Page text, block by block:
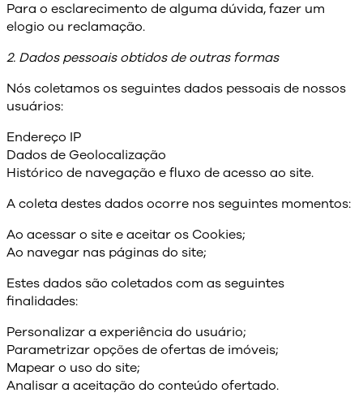
Para o esclarecimento de alguma dúvida, fazer um
elogio ou reclamação.
2. Dados pessoais obtidos de outras formas
Nós coletamos os seguintes dados pessoais de nossos
usuários:
Endereço IP
Dados de Geolocalização
Histórico de navegação e fluxo de acesso ao site.
A coleta destes dados ocorre nos seguintes momentos:
Ao acessar o site e aceitar os Cookies;
Ao navegar nas páginas do site;
Estes dados são coletados com as seguintes
finalidades:
Personalizar a experiência do usuário;
Parametrizar opções de ofertas de imóveis;
Mapear o uso do site;
Analisar a aceitação do conteúdo ofertado.